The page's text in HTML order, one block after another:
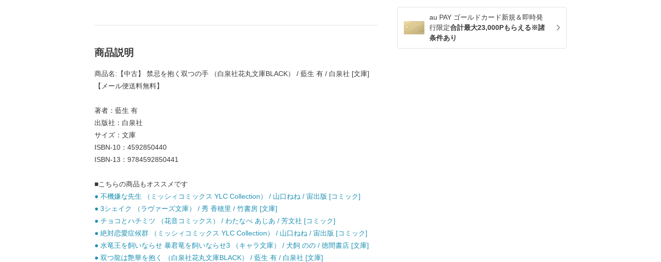
au PAY ゴールドカード新規＆即時発
行限定合計最大23,000Pもらえる※諸
条件あり
商品説明
商品名:【中古】 禁忌を抱く双つの手 （白泉社花丸文庫BLACK） / 藍生 有 / 白泉社 [文庫]
【メール便送料無料】
著者：藍生 有
出版社：白泉社
サイズ：文庫
ISBN-10：4592850440
ISBN-13：9784592850441
■こちらの商品もオススメです
● 不機嫌な先生 （ミッシィコミックス YLC Collection） / 山口ねね / 宙出版 [コミック]
● 3シェイク （ラヴァーズ文庫） / 秀 香穂里 / 竹書房 [文庫]
● チョコとハチミツ （花音コミックス） / わたなべ あじあ / 芳文社 [コミック]
● 絶対恋愛症候群 （ミッシィコミックス YLC Collection） / 山口ねね / 宙出版 [コミック]
● 水竜王を飼いならせ 暴君竜を飼いならせ3 （キャラ文庫） / 犬飼 のの / 徳間書店 [文庫]
● 双つ龍は艶華を抱く （白泉社花丸文庫BLACK） / 藍生 有 / 白泉社 [文庫]